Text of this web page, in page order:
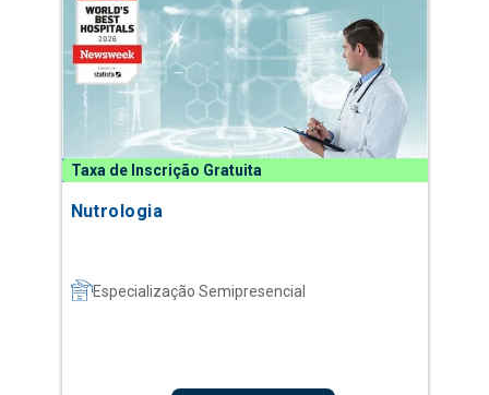
Taxa de Inscrição Gratuita
Nutrologia
Especialização Semipresencial